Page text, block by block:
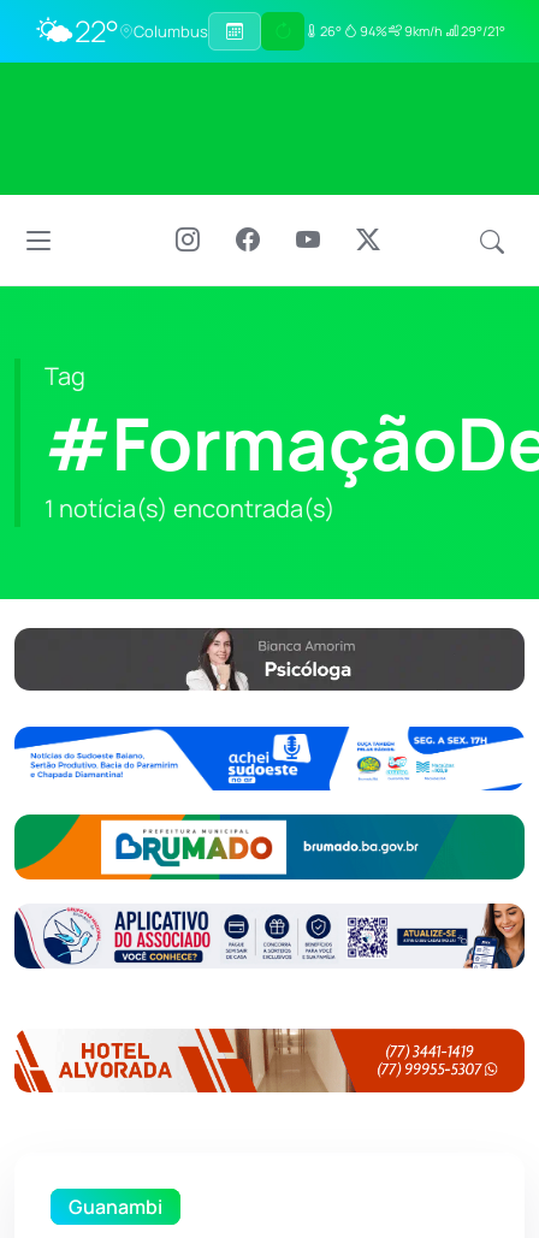
🌤️22° Columbus 26° 94% 9km/h 29°/21°
Tag
1 notícia(s) encontrada(s)
Guanambi